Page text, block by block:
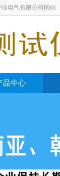
电气有限公司网站
品中心